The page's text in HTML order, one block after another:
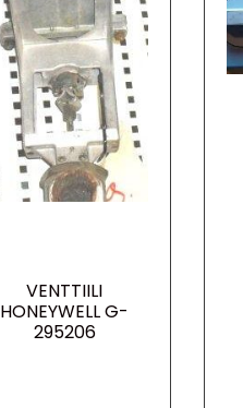
VENTTIILI
HONEYWELL G-
295206